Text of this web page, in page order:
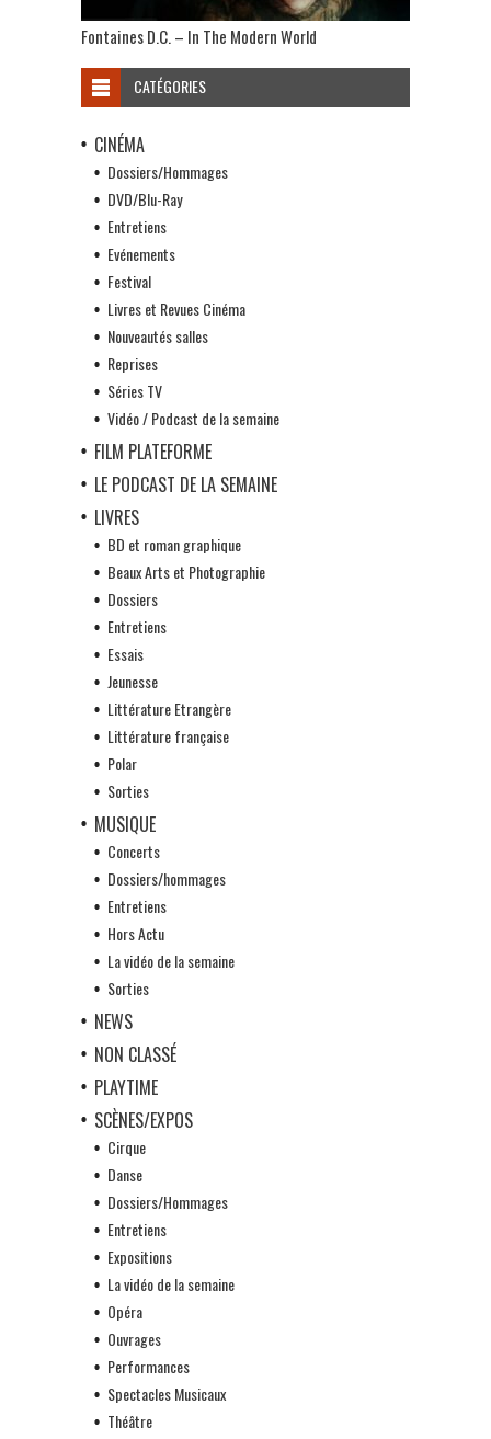
Fontaines D.C. – In The Modern World
CATÉGORIES
CINÉMA
Dossiers/Hommages
DVD/Blu-Ray
Entretiens
Evénements
Festival
Livres et Revues Cinéma
Nouveautés salles
Reprises
Séries TV
Vidéo / Podcast de la semaine
FILM PLATEFORME
LE PODCAST DE LA SEMAINE
LIVRES
BD et roman graphique
Beaux Arts et Photographie
Dossiers
Entretiens
Essais
Jeunesse
Littérature Etrangère
Littérature française
Polar
Sorties
MUSIQUE
Concerts
Dossiers/hommages
Entretiens
Hors Actu
La vidéo de la semaine
Sorties
NEWS
NON CLASSÉ
PLAYTIME
SCÈNES/EXPOS
Cirque
Danse
Dossiers/Hommages
Entretiens
Expositions
La vidéo de la semaine
Opéra
Ouvrages
Performances
Spectacles Musicaux
Théâtre